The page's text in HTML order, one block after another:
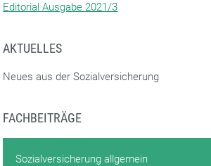
Editorial Ausgabe 2021/3
AKTUELLES
Neues aus der Sozialversicherung
FACHBEITRÄGE
Sozialversicherung allgemein